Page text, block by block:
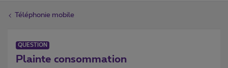
Téléphonie mobile
QUESTION
Plainte consommation